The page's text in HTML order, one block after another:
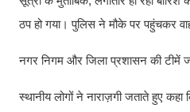
ठप हो गया। पुलिस ने मौके पर पहुंचकर
नगर निगम और जिला प्रशासन की टीमें
स्थानीय लोगों ने नाराज़गी जताते हुए